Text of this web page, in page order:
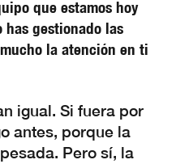
que estamos hoy
has gestionado las
la atención en ti
igual. Si fuera por
antes, porque la
Pero sí, la